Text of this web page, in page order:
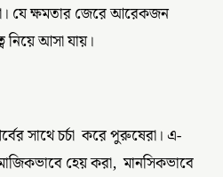
যে ক্ষমতার জেরে আরেকজন
নিয়ে আসা যায়।
সাথে চর্চা করে পুরুষেরা। এ-
হেয় করা, মানসিকভাবে